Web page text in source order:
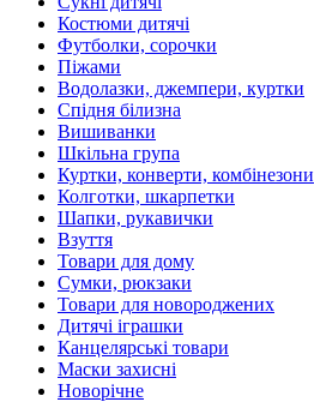
Костюми дитячі
Футболки, сорочки
Піжами
Водолазки, джемпери, куртки
Спідня білизна
Вишиванки
Шкільна група
Куртки, конверти, комбінезони
Колготки, шкарпетки
Шапки, рукавички
Взуття
Товари для дому
Сумки, рюкзаки
Товари для новороджених
Дитячі іграшки
Канцелярські товари
Маски захисні
Новорічне